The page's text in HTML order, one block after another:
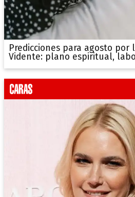
Predicciones para agosto por
Vidente: plano espiritual,